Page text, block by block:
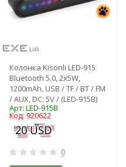
Колонка Kisonli LED-915
Bluetooth 5.0, 2х5W,
1200mAh, USB / TF / BT / FM
/ AUX, DC: 5V / (LED-915B)
Арт: LED-915B
Код: 920622
0